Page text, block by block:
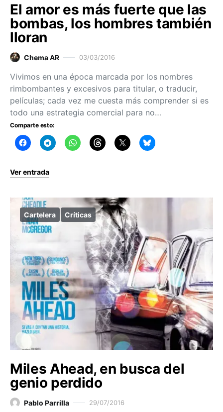
El amor es más fuerte que las
bombas, los hombres también
lloran
Chema AR 03/03/2016
Vivimos en una época marcada por los nombres
rimbombantes y excesivos para titular, o traducir,
películas; cada vez me cuesta más comprender si es
todo una estrategia comercial para no…
Comparte esto:
Ver entrada
Cartelera Críticas
Miles Ahead, en busca del
genio perdido
Pablo Parrilla 29/07/2016